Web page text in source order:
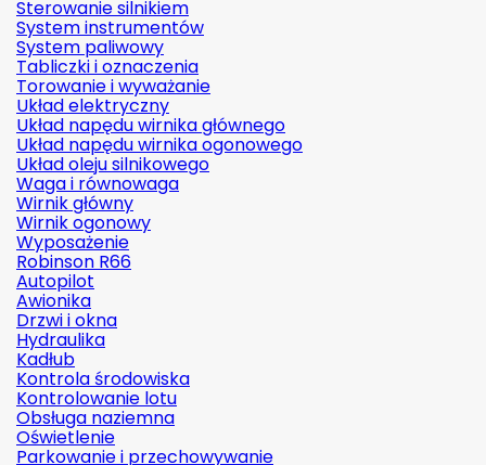
Sterowanie silnikiem
System instrumentów
System paliwowy
Tabliczki i oznaczenia
Torowanie i wyważanie
Układ elektryczny
Układ napędu wirnika głównego
Układ napędu wirnika ogonowego
Układ oleju silnikowego
Waga i równowaga
Wirnik główny
Wirnik ogonowy
Wyposażenie
Robinson R66
Autopilot
Awionika
Drzwi i okna
Hydraulika
Kadłub
Kontrola środowiska
Kontrolowanie lotu
Obsługa naziemna
Oświetlenie
Parkowanie i przechowywanie